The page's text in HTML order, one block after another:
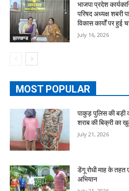
झारखण्ड
भाजपा प्रदेश
परिषद अध्यक्ष शबरी
विकास कार्यों पर हुई
July 16, 2026
MOST POPULAR
पाकुड़ पुलिस की बड़ी
शराब की बिक्री का
July 21, 2026
डेंगू रोधी माह के
अभियान